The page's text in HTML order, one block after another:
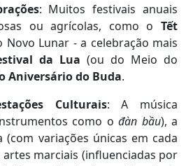
: Muitos festivais anuais
ou agrícolas, como o Tết
Novo Lunar - a celebração mais
da Lua (ou do Meio do
Aniversário do Buda.
Culturais: A música
como ođàn bầu), a
(com variações únicas em cada
marciais (influenciadas por